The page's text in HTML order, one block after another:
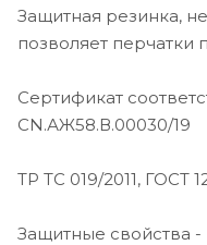
Защитная резинка,
позволяет перчатки
Сертификат
CN.АЖ58.В.00030/19
ТР ТС 019/2011, ГОСТ
Защитные свойства -